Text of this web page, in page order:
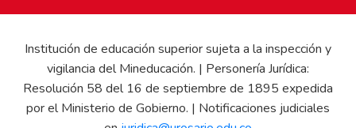
Institución de educación superior sujeta a la inspección y
vigilancia del Mineducación. | Personería Jurídica:
Resolución 58 del 16 de septiembre de 1895 expedida
por el Ministerio de Gobierno. | Notificaciones judiciales